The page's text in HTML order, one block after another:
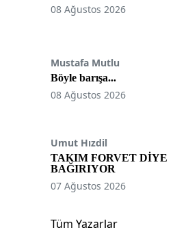
08 Ağustos 2026
Mustafa Mutlu
Böyle barışa...
08 Ağustos 2026
Umut Hızdil
TAKIM FORVET DİYE
BAĞIRIYOR
07 Ağustos 2026
Tüm Yazarlar